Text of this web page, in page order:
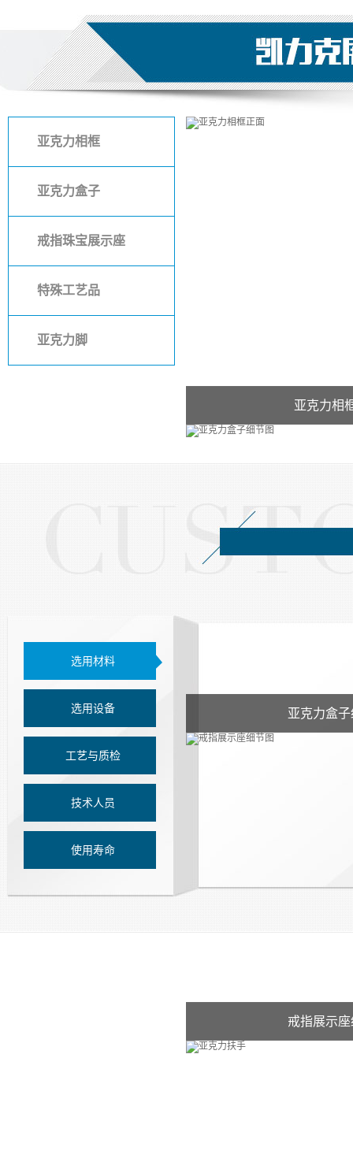
亚克力相框
亚克力盒子
戒指珠宝展示座
特殊工艺品
亚克力脚
亚克力相
亚克力盒
戒指展示
选用材料
选用设备
工艺与质检
技术人员
使用寿命